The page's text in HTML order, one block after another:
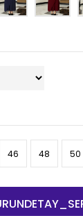
46 48 50